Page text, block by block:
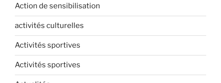
Action de sensibilisation
activités culturelles
Activités sportives
Activités sportives